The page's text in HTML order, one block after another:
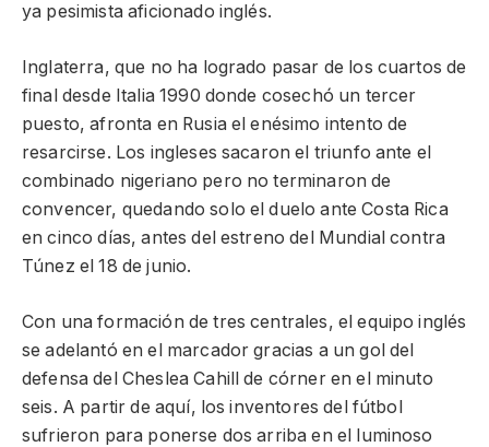
ya pesimista aficionado inglés.
Inglaterra, que no ha logrado pasar de los cuartos de
final desde Italia 1990 donde cosechó un tercer
puesto, afronta en Rusia el enésimo intento de
resarcirse. Los ingleses sacaron el triunfo ante el
combinado nigeriano pero no terminaron de
convencer, quedando solo el duelo ante Costa Rica
en cinco días, antes del estreno del Mundial contra
Túnez el 18 de junio.
Con una formación de tres centrales, el equipo inglés
se adelantó en el marcador gracias a un gol del
defensa del Cheslea Cahill de córner en el minuto
seis. A partir de aquí, los inventores del fútbol
sufrieron para ponerse dos arriba en el luminoso